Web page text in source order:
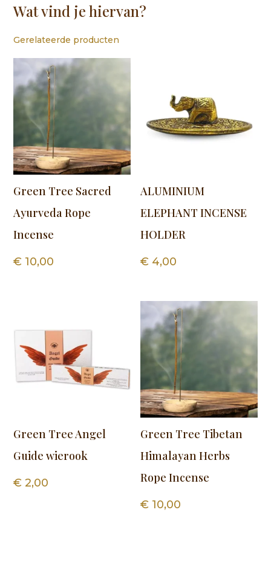
Wat vind je hiervan?
Gerelateerde producten
Green Tree Sacred
Ayurveda Rope
Incense
€ 10,00
ALUMINIUM
ELEPHANT INCENSE
HOLDER
€ 4,00
Green Tree Angel
Guide wierook
€ 2,00
Green Tree Tibetan
Himalayan Herbs
Rope Incense
€ 10,00